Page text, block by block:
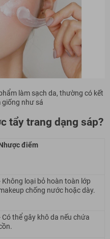
làm sạch da, thường có kết
giống như sá
tẩy trang dạng sáp?
điểm
Không loại bỏ hoàn toàn lớp
chống nước hoặc dày.
Có thể gây khô da nếu chứa